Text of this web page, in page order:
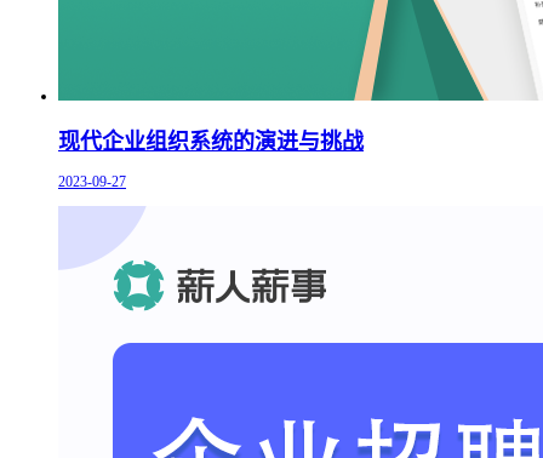
现代企业组织系统的演进与挑战
2023-09-27